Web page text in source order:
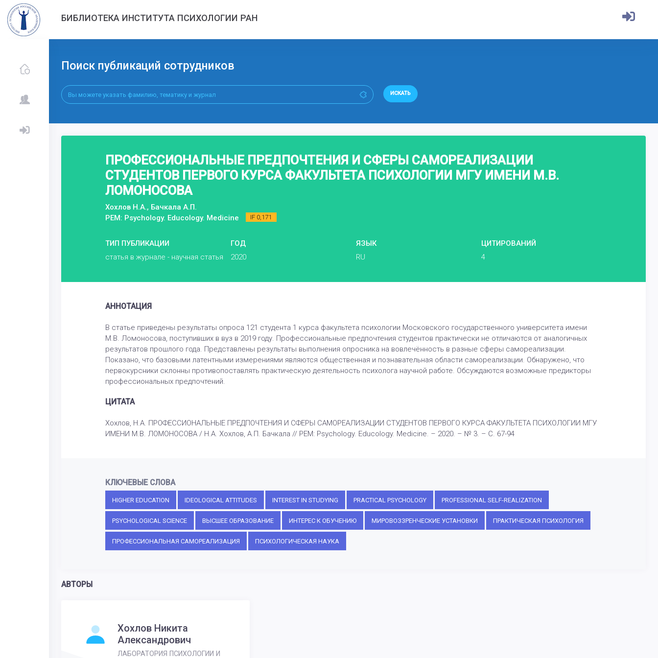
БИБЛИОТЕКА ИНСТИТУТА ПСИХОЛОГИИ РАН
Поиск публикаций сотрудников
ИСКАТЬ
ПРОФЕССИОНАЛЬНЫЕ ПРЕДПОЧТЕНИЯ И СФЕРЫ САМОРЕАЛИЗАЦИИ
СТУДЕНТОВ ПЕРВОГО КУРСА ФАКУЛЬТЕТА ПСИХОЛОГИИ МГУ ИМЕНИ М.В.
ЛОМОНОСОВА
Хохлов Н.А., Бачкала А.П.
PEM: Psychology. Educology. Medicine
IF 0,171
ТИП ПУБЛИКАЦИИ
статья в журнале - научная статья
ГОД
2020
ЯЗЫК
RU
ЦИТИРОВАНИЙ
4
АННОТАЦИЯ
В статье приведены результаты опроса 121 студента 1 курса факультета психологии Московского государственного университета имени
М.В. Ломоносова, поступивших в вуз в 2019 году. Профессиональные предпочтения студентов практически не отличаются от аналогичных
результатов прошлого года. Представлены результаты выполнения опросника на вовлечённость в разные сферы самореализации.
Показано, что базовыми латентными измерениями являются общественная и познавательная области самореализации. Обнаружено, что
первокурсники склонны противопоставлять практическую деятельность психолога научной работе. Обсуждаются возможные предикторы
профессиональных предпочтений.
ЦИТАТА
Хохлов, Н.А. ПРОФЕССИОНАЛЬНЫЕ ПРЕДПОЧТЕНИЯ И СФЕРЫ САМОРЕАЛИЗАЦИИ СТУДЕНТОВ ПЕРВОГО КУРСА ФАКУЛЬТЕТА ПСИХОЛОГИИ МГУ
ИМЕНИ М.В. ЛОМОНОСОВА / Н.А. Хохлов, А.П. Бачкала // PEM: Psychology. Educology. Medicine. – 2020. – № 3. – С. 67-94
КЛЮЧЕВЫЕ СЛОВА
HIGHER EDUCATION IDEOLOGICAL ATTITUDES INTEREST IN STUDYING PRACTICAL PSYCHOLOGY PROFESSIONAL SELF-REALIZATION
PSYCHOLOGICAL SCIENCE ВЫСШЕЕ ОБРАЗОВАНИЕ ИНТЕРЕС К ОБУЧЕНИЮ МИРОВОЗЗРЕНЧЕСКИЕ УСТАНОВКИ ПРАКТИЧЕСКАЯ ПСИХОЛОГИЯ
ПРОФЕССИОНАЛЬНАЯ САМОРЕАЛИЗАЦИЯ ПСИХОЛОГИЧЕСКАЯ НАУКА
АВТОРЫ
Хохлов Никита
Александрович
ЛАБОРАТОРИЯ ПСИХОЛОГИИ И